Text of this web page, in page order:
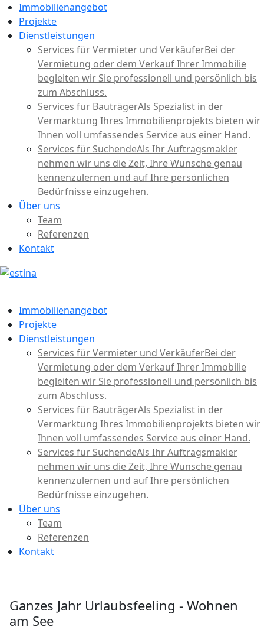
Immobilienangebot
Projekte
Dienstleistungen
Services für Vermieter und VerkäuferBei der
Vermietung oder dem Verkauf Ihrer Immobilie
begleiten wir Sie professionell und persönlich bis
zum Abschluss.
Services für BauträgerAls Spezialist in der
Vermarktung Ihres Immobilienprojekts bieten wir
Ihnen voll umfassendes Service aus einer Hand.
Services für SuchendeAls Ihr Auftragsmakler
nehmen wir uns die Zeit, Ihre Wünsche genau
kennenzulernen und auf Ihre persönlichen
Bedürfnisse einzugehen.
Über uns
Team
Referenzen
Kontakt
Immobilienangebot
Projekte
Dienstleistungen
Services für Vermieter und VerkäuferBei der
Vermietung oder dem Verkauf Ihrer Immobilie
begleiten wir Sie professionell und persönlich bis
zum Abschluss.
Services für BauträgerAls Spezialist in der
Vermarktung Ihres Immobilienprojekts bieten wir
Ihnen voll umfassendes Service aus einer Hand.
Services für SuchendeAls Ihr Auftragsmakler
nehmen wir uns die Zeit, Ihre Wünsche genau
kennenzulernen und auf Ihre persönlichen
Bedürfnisse einzugehen.
Über uns
Team
Referenzen
Kontakt
Ganzes Jahr Urlaubsfeeling - Wohnen
am See